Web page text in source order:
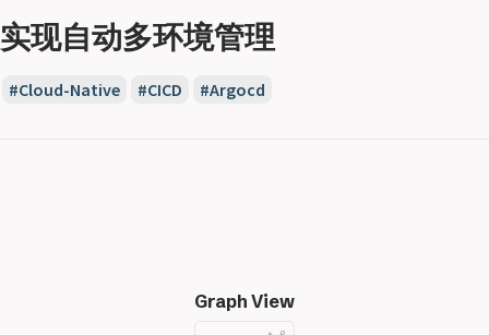
实现自动多环境管理
Cloud-Native CICD Argocd
Graph View